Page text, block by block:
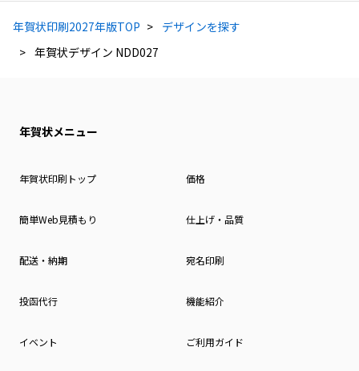
年賀状印刷2027年版TOP
デザインを探す
年賀状デザイン NDD027
年賀状メニュー
年賀状印刷トップ 価格
簡単Web見積もり 仕上げ・品質
配送・納期 宛名印刷
投函代行 機能紹介
イベント ご利用ガイド